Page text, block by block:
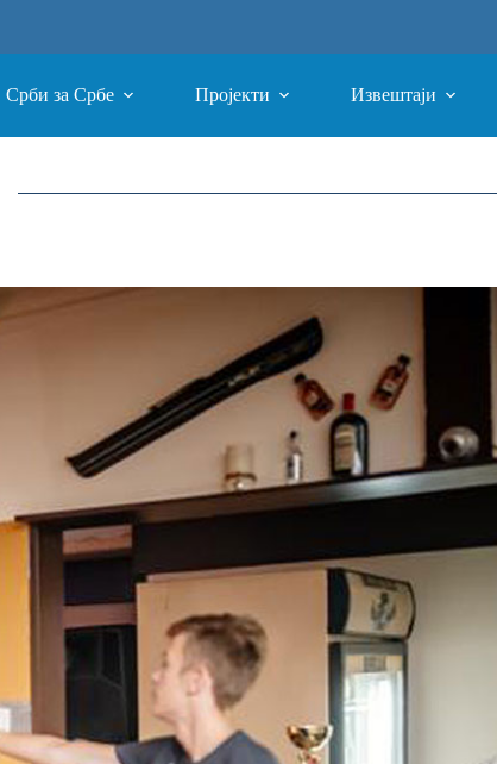
Срби за Србе Пројекти Извештаји